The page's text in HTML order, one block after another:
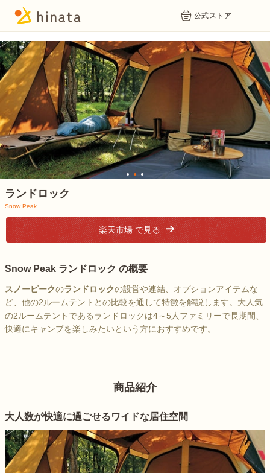
公式ストア
1 2 3
ランドロック
Snow Peak
楽天市場 で見る
Snow Peak ランドロック の概要
スノーピークのランドロックの設営や連結、オプションアイテムな
ど、他の2ルームテントとの比較を通して特徴を解説します。大人気
の2ルームテントであるランドロックは4～5人ファミリーで長期間、
快適にキャンプを楽しみたいという方におすすめです。
商品紹介
大人数が快適に過ごせるワイドな居住空間